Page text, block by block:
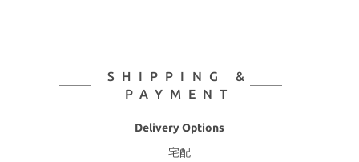
SHIPPING &
PAYMENT
Delivery Options
宅配